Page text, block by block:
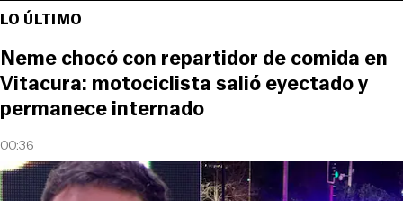
LO ÚLTIMO
00:36
Neme chocó con repartidor de comida en
Vitacura: motociclista salió eyectado y
permanece internado